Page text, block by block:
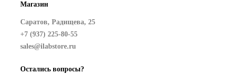
Магазин
Саратов, Радищева, 25
+7 (937) 225-80-55
sales@ilabstore.ru
Остались вопросы?